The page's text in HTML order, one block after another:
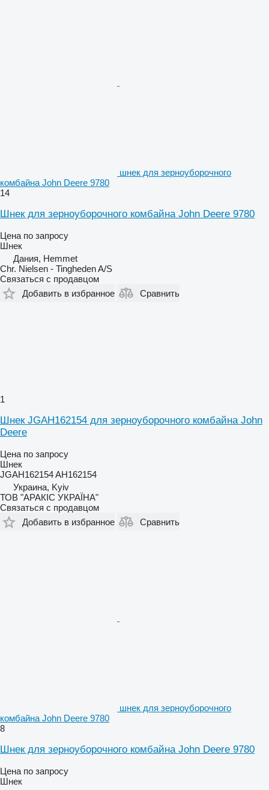
шнек для зерноуборочного
комбайна John Deere 9780
14
Шнек для зерноуборочного комбайна John Deere 9780
Цена по запросу
Шнек
Дания, Hemmet
Chr. Nielsen - Tingheden A/S
Связаться с продавцом
Добавить в избранное
Сравнить
1
Шнек JGAH162154 для зерноуборочного комбайна John
Deere
Цена по запросу
Шнек
JGAH162154 AH162154
Украина, Kyiv
ТОВ "АРАКІС УКРАЇНА"
Связаться с продавцом
Добавить в избранное
Сравнить
шнек для зерноуборочного
комбайна John Deere 9780
8
Шнек для зерноуборочного комбайна John Deere 9780
Цена по запросу
Шнек